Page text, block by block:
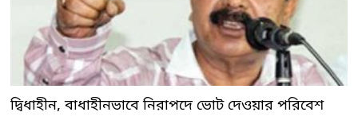
দ্বিধাহীন, বাধাহীনভাবে নিরাপদে ভোট দেওয়ার পরিবেশ